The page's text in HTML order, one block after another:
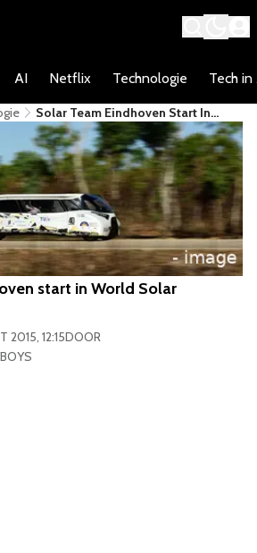
AI Netflix Technologie Tech in
Solar Team Eindhoven Start In
World Solar Challenge
start in World Solar
2015, 12:15DOOR